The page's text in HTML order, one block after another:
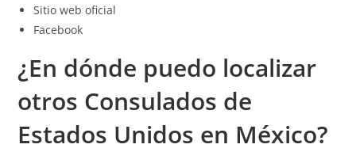
Sitio web oficial
Facebook
¿En dónde puedo localizar
otros Consulados de
Estados Unidos en México?